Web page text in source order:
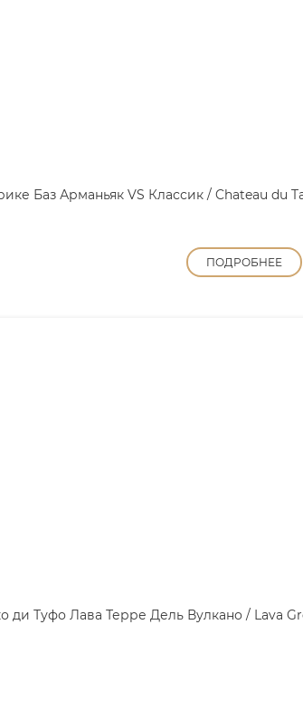
Баз Арманьяк VS Классик / Chateau du
ПОДРОБНЕЕ
ди Туфо Лава Терре Дель Вулкано / Lava